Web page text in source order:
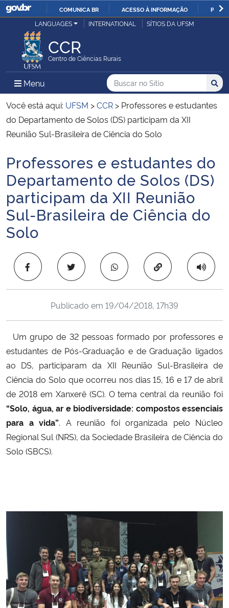
IR
COMUNICA BR ACESSO À INFORMAÇÃO
Ministério da Justiça e Segurança Pública
Ministério da Defesa
Ministério das Relações Exteriores
Ministério da Economia
Ministério da Infraestrutura
Ministério da Agricultura, Pecuária e Abastecimento
Ministério da Educação
Ministério da Cidadania
Ministério da Saúde
Ministério de Minas e Energia
Ministério da Ciência, Tecnologia, Inovações e Comunicações
Ministério do Meio Ambiente
Ministério do Turismo
Ministério do Desenvolvimento Regional
Controladoria-Geral da União
Ministério da Mulher, da Família e dos Direitos Humanos
Gabinete de Segurança Institucional
Advocacia-Geral da União
Banco Central do Brasil
LANGUAGES INTERNATIONAL SÍTIOS DA UFSM
CCR
Centro de Ciências Rurais
Menu Menu Principal do Sítio
Busca
Buscar no no Sítio
Busca:
Você está aqui: UFSM >CCR > Professores e estudantes
do Departamento de Solos (DS) participam da XII
Reunião Sul-Brasileira de Ciência do Solo
Início do conteúdo
Professores e estudantes do
Departamento de Solos (DS)
participam da XII Reunião
Sul-Brasileira de Ciência do
Solo
Copiar para área
Publicado em 19/04/2018, 17h39
Um grupo de 32 pessoas formado por professores e
estudantes de Pós-Graduação e de Graduação ligados
ao DS, participaram da XII Reunião Sul-Brasileira de
Ciência do Solo que ocorreu nos dias 15, 16 e 17 de abril
de 2018 em Xanxerê (SC). O tema central da reunião foi
“Solo, água, ar e biodiversidade: compostos essenciais
para a vida”. A reunião foi organizada pelo Núcleo
Regional Sul (NRS), da Sociedade Brasileira de Ciência do
Solo (SBCS).